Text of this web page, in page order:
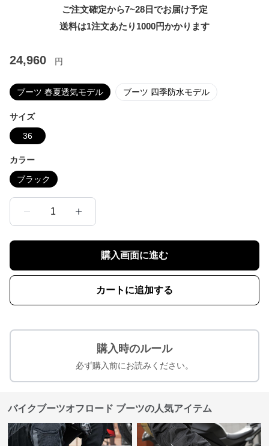
ご注文確定から7~28日でお届け予定
送料は1注文あたり 1000円かかります
24,960 円
ブーツ 春夏透気モデル ブーツ 四季防水モデル
サイズ
36
カラー
ブラック
1
購入画面に進む
カートに追加する
購入時のルール
必ず購入前にお読みください。
バイクブーツオフロード ブーツの人気アイテム